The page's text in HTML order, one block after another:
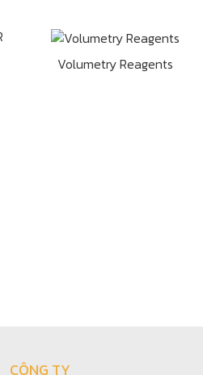
Volumetry Reagents
CÔNG TY